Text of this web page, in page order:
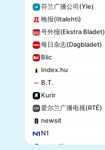
芬兰广播公司(Yle)
晚报(Iltalehti)
号外报(Ekstra Bladet)
每日杂志(Dagbladet)
Blic
Index.hu
B.T.
Kurir
爱尔兰广播电视(RTÉ)
newsit
N1
gazzetta